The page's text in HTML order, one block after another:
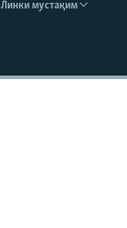
EMBED
Линки мустақим